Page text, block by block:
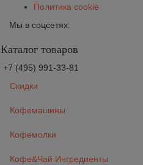
Политика cookie
Мы в соцсетях:
Каталог товаров
+7 (495) 991-33-81
Скидки
Кофемашины
Кофемолки
Кофе&Чай Ингредиенты